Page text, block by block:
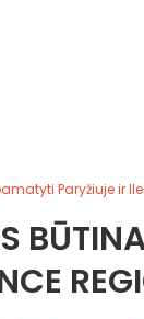
Paryžiuje ir